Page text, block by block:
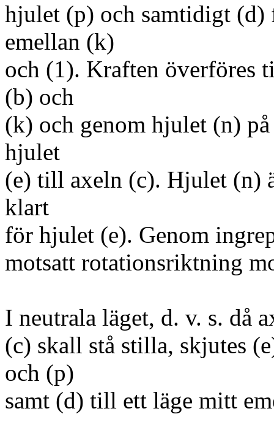
hjulet (p) och samtidigt
emellan (k)
och (1). Kraften överföres
(b) och
(k) och genom hjulet (n)
hjulet
(e) till axeln (c). Hjulet (n)
klart
för hjulet (e). Genom
motsatt rotationsriktning
I neutrala läget, d. v. s. då
(c) skall stå stilla, skjutes
och (p)
samt (d) till ett läge mitt